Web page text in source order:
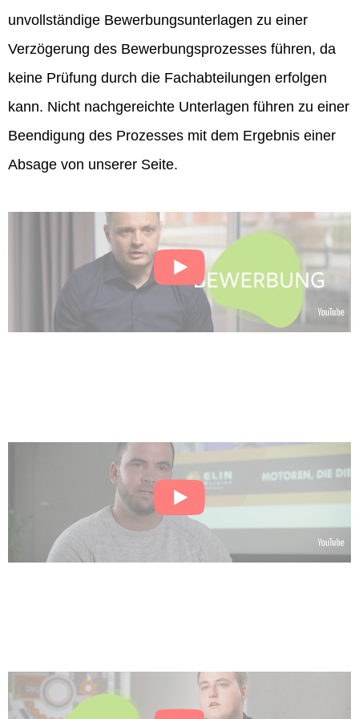
unvollständige Bewerbungsunterlagen zu einer
Verzögerung des Bewerbungsprozesses führen, da
keine Prüfung durch die Fachabteilungen erfolgen
kann. Nicht nachgereichte Unterlagen führen zu einer
Beendigung des Prozesses mit dem Ergebnis einer
Absage von unserer Seite.